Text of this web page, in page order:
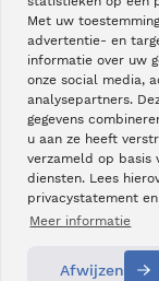
Met uw
advertentie- en
informatie over uw
onze social media,
analysepartners.
gegevens
u aan ze heeft
verzameld op basis
diensten. Lees
privacystatement
Meer informatie
Afwijzen
Instagram
Facebook
LinkedIn
Copyright ©